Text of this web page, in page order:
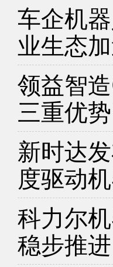
车企机
业生态
领益智
三重优
新时达
度驱动
科力尔
稳步推进